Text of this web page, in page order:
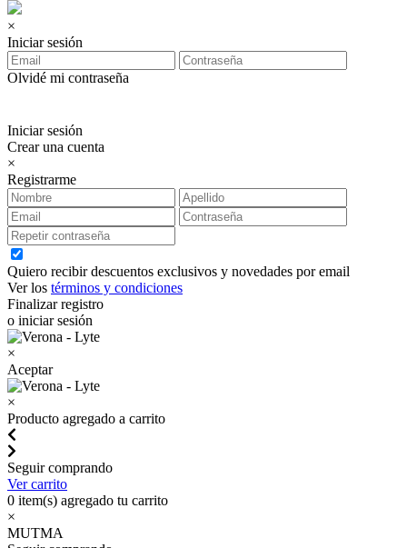
×
Iniciar sesión
Olvidé mi contraseña
Iniciar sesión
Crear una cuenta
×
Registrarme
Quiero recibir descuentos exclusivos y novedades por email
Ver los términos y condiciones
Finalizar registro
o iniciar sesión
×
Aceptar
×
Producto agregado a carrito
Seguir comprando
Ver carrito
0 item(s) agregado tu carrito
×
MUTMA